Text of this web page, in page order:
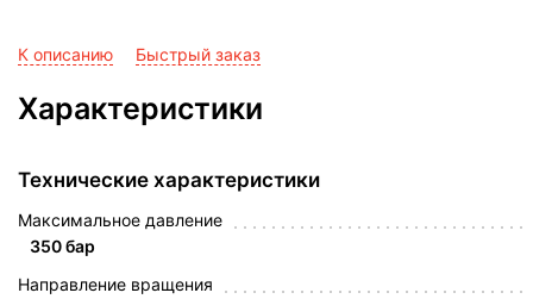
К описанию Быстрый заказ
Характеристики
Технические характеристики
Максимальное давление
350 бар
Направление вращения